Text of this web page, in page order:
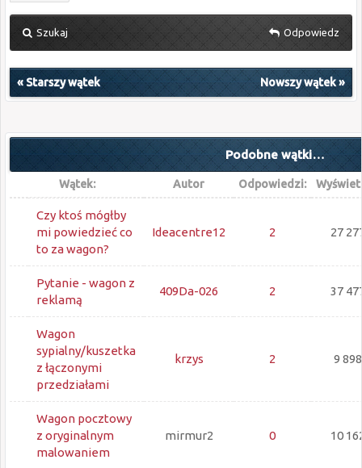
Szukaj Odpowiedz
« Starszy wątek Nowszy wątek»
Podobne wątki…
Wątek: Autor Odpowiedzi:
Czy ktoś mógłby
mi powiedzieć co
to za wagon?
Ideacentre12 2 27
Pytanie - wagon z
reklamą
409Da-026 2 37
Wagon
sypialny/kuszetka
z łączonymi
przedziałami
krzys 2 9 898
Wagon pocztowy
z oryginalnym
malowaniem
mirmur2 0 10